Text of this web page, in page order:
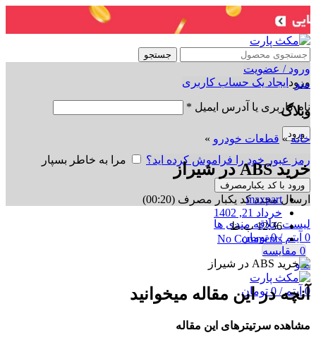
جستجو
ورود / عضویت
ورود ایجاد یک حساب کاربری
نام کاربری یا آدرس ایمیل *
ورود
رمز عبور خود را فراموش کرده اید؟ مرا به خاطر بسپار
ورود با کد یکبارمصرف
ارسال مجدد کد یکبار مصرف (00:
20
)
لیست علاقه مندی ها
0 آیتم /
0 تومان
0 مقایسه
منو
0 آیتم /
0 تومان
منو
وبلاگ
خانه» قطعات خودرو »
خرید ABS در شیراز
maxpart
خرداد 21, 1402
12:36 ب.ظ
No Comments
آنچه در این مقاله میخوانید
مشاهده سرتیترهای این مقاله